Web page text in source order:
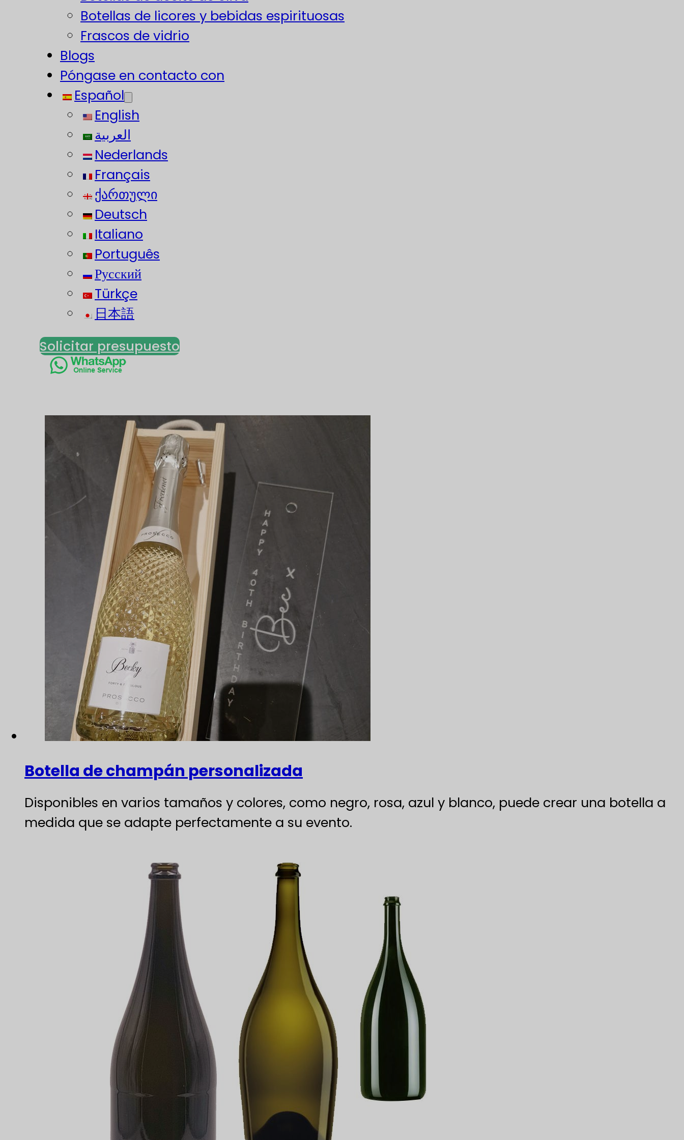
Botellas de licores y bebidas espirituosas
Frascos de vidrio
Blogs
Póngase en contacto con
Español
English
العربية
Nederlands
Français
ქართული
Deutsch
Italiano
Português
Русский
Türkçe
日本語
Solicitar presupuesto
Botella de champán personalizada
Disponibles en varios tamaños y colores, como negro, rosa, azul y blanco, puede crear una botella a
medida que se adapte perfectamente a su evento.